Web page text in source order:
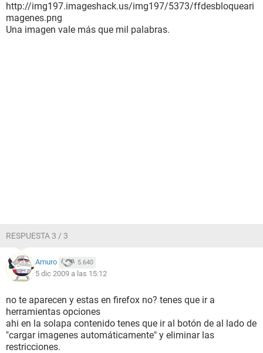
http://img197.imageshack.us/img197/5373/ffdesbloqueari
magenes.png
Una imagen vale más que mil palabras.
RESPUESTA 3 / 3
Amuro 5.640
5 dic 2009 a las 15:12
no te aparecen y estas en firefox no? tenes que ir a
herramientas opciones
ahi en la solapa contenido tenes que ir al botón de al lado de
"cargar imagenes automáticamente" y eliminar las
restricciones.